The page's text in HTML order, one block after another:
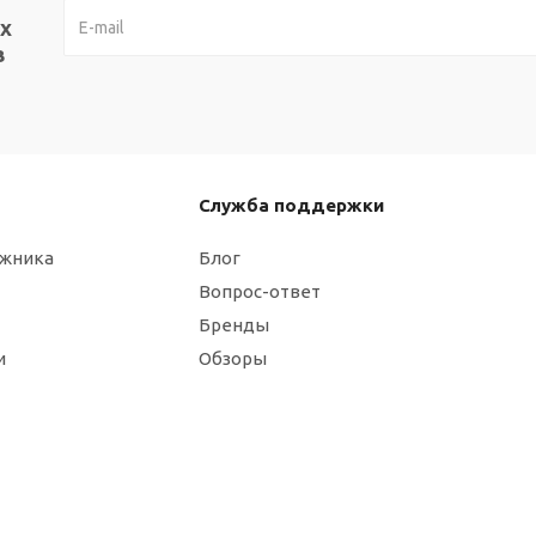
Служба поддержки
Блог
Вопрос-ответ
Бренды
Обзоры